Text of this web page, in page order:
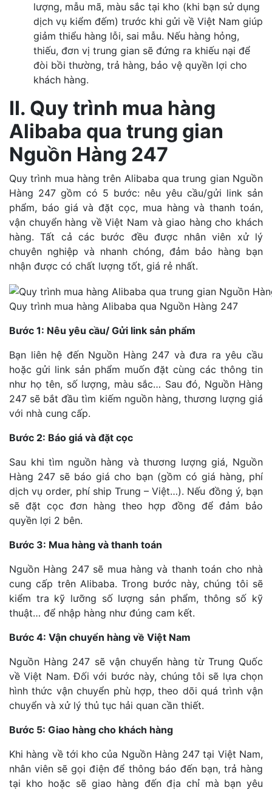
lượng, mẫu mã, màu sắc tại kho (khi bạn sử dụng
dịch vụ kiểm đếm) trước khi gửi về Việt Nam giúp
giảm thiểu hàng lỗi, sai mẫu. Nếu hàng hỏng,
thiếu, đơn vị trung gian sẽ đứng ra khiếu nại để
đòi bồi thường, trả hàng, bảo vệ quyền lợi cho
khách hàng.
II. Quy trình mua hàng
Alibaba qua trung gian
Nguồn Hàng 247
Quy trình mua hàng trên Alibaba qua trung gian Nguồn
Hàng 247 gồm có 5 bước: nêu yêu cầu/gửi link sản
phẩm, báo giá và đặt cọc, mua hàng và thanh toán,
vận chuyển hàng về Việt Nam và giao hàng cho khách
hàng. Tất cả các bước đều được nhân viên xử lý
chuyên nghiệp và nhanh chóng, đảm bảo hàng bạn
nhận được có chất lượng tốt, giá rẻ nhất.
Quy trình mua hàng Alibaba qua Nguồn Hàng 247
Bước 1: Nêu yêu cầu/ Gửi link sản phẩm
Bạn liên hệ đến Nguồn Hàng 247 và đưa ra yêu cầu
hoặc gửi link sản phẩm muốn đặt cùng các thông tin
như họ tên, số lượng, màu sắc… Sau đó, Nguồn Hàng
247 sẽ bắt đầu tìm kiếm nguồn hàng, thương lượng giá
với nhà cung cấp.
Bước 2: Báo giá và đặt cọc
Sau khi tìm nguồn hàng và thương lượng giá, Nguồn
Hàng 247 sẽ báo giá cho bạn (gồm có giá hàng, phí
dịch vụ order, phí ship Trung – Việt…). Nếu đồng ý, bạn
sẽ đặt cọc đơn hàng theo hợp đồng để đảm bảo
quyền lợi 2 bên.
Bước 3: Mua hàng và thanh toán
Nguồn Hàng 247 sẽ mua hàng và thanh toán cho nhà
cung cấp trên Alibaba. Trong bước này, chúng tôi sẽ
kiểm tra kỹ lưỡng số lượng sản phẩm, thông số kỹ
thuật… để nhập hàng như đúng cam kết.
Bước 4: Vận chuyển hàng về Việt Nam
Nguồn Hàng 247 sẽ vận chuyển hàng từ Trung Quốc
về Việt Nam. Đối với bước này, chúng tôi sẽ lựa chọn
hình thức vận chuyển phù hợp, theo dõi quá trình vận
chuyển và xử lý thủ tục hải quan cần thiết.
Bước 5: Giao hàng cho khách hàng
Khi hàng về tới kho của Nguồn Hàng 247 tại Việt Nam,
nhân viên sẽ gọi điện để thông báo đến bạn, trả hàng
tại kho hoặc sẽ giao hàng đến địa chỉ mà bạn yêu